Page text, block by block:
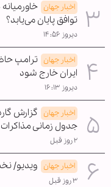
اخبار جهان خاورمیانه
توافق پایان می‌یابد؟
دیروز ۱۴:۵۶
اخبار جهان ترامپ
ایران خارج شود
دیروز ۱۶:۱۳
اخبار جهان گزارش
جدول زمانی مذاکرات
۲ روز قبل
اخبار جهان ویدیو/
۳ روز قبل